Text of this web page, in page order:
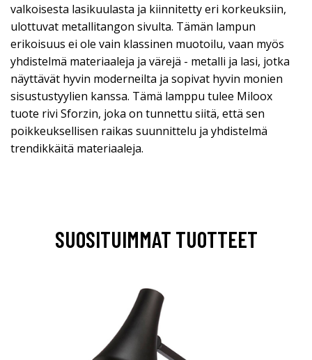
valkoisesta lasikuulasta ja kiinnitetty eri korkeuksiin,
ulottuvat metallitangon sivulta. Tämän lampun
erikoisuus ei ole vain klassinen muotoilu, vaan myös
yhdistelmä materiaaleja ja värejä - metalli ja lasi, jotka
näyttävät hyvin moderneilta ja sopivat hyvin monien
sisustustyylien kanssa. Tämä lamppu tulee Miloox
tuote rivi Sforzin, joka on tunnettu siitä, että sen
poikkeuksellisen raikas suunnittelu ja yhdistelmä
trendikkäitä materiaaleja.
SUOSITUIMMAT TUOTTEET